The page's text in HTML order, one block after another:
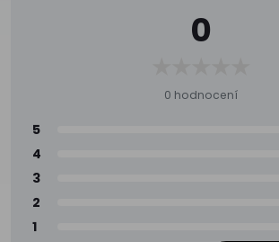
0
0 hodnocení
5
4
3
2
1